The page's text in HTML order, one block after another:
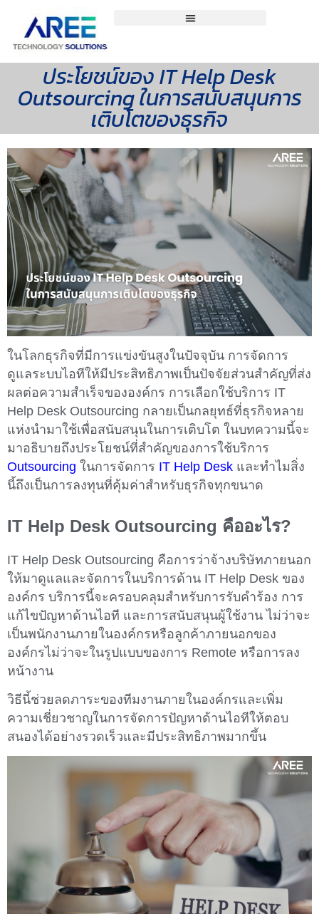
ประโยชน์ของ IT Help Desk
Outsourcing ในการสนับสนุนการ
เติบโตของธุรกิจ
ในโลกธุรกิจที่มีการแข่งขันสูงในปัจจุบัน การจัดการ
ดูแลระบบไอทีให้มีประสิทธิภาพเป็นปัจจัยส่วนสำคัญที่ส่ง
ผลต่อความสำเร็จขององค์กร การเลือกใช้บริการ IT
Help Desk Outsourcing กลายเป็นกลยุทธ์ที่ธุรกิจหลาย
แห่งนำมาใช้เพื่อสนับสนุนในการเติบโต ในบทความนี้จะ
มาอธิบายถึงประโยชน์ที่สำคัญของการใช้บริการ
Outsourcing ในการจัดการ IT Help Desk และทำไมสิ่ง
นี้ถึงเป็นการลงทุนที่คุ้มค่าสำหรับธุรกิจทุกขนาด
IT Help Desk Outsourcing คืออะไร?
IT Help Desk Outsourcing คือการว่าจ้างบริษัทภายนอก
ให้มาดูแลและจัดการในบริการด้าน IT Help Desk ของ
องค์กร บริการนี้จะครอบคลุมสำหรับการรับคำร้อง การ
แก้ไขปัญหาด้านไอที และการสนับสนุนผู้ใช้งาน ไม่ว่าจะ
เป็นพนักงานภายในองค์กรหรือลูกค้าภายนอกของ
องค์กรไม่ว่าจะในรูปแบบของการ Remote หรือการลง
หน้างาน
วิธีนี้ช่วยลดภาระของทีมงานภายในองค์กรและเพิ่ม
ความเชี่ยวชาญในการจัดการปัญหาด้านไอทีให้ตอบ
สนองได้อย่างรวดเร็วและมีประสิทธิภาพมากขึ้น